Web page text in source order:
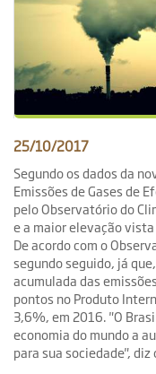
25/10/2017
Segundo os dados da
Emissões de Gases de
pelo Observatório do
e a maior elevação
De acordo com o
segundo seguido, já
acumulada das
pontos no Produto
3,6%, em 2016. "O
economia do mundo a
para sua sociedade",